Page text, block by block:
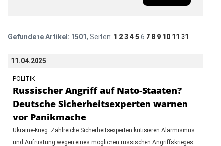
Gefundene Artikel: 1501, Seiten: 1 2 3 4 5 6 7 8 9 10 11 31
11.04.2025
POLITIK
Russischer Angriff auf Nato-Staaten?
Deutsche Sicherheitsexperten warnen
vor Panikmache
Ukraine-Krieg: Zahlreiche Sicherheitsexperten kritisieren Alarmismus
und Aufrüstung wegen eines möglichen russischen Angriffskrieges